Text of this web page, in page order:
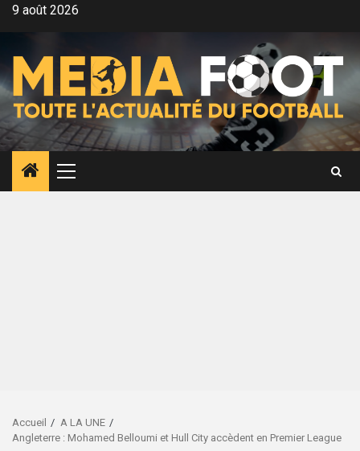
Aller9 août 2026
Menu
principal
Accueil
A LA UNE
Angleterre : Mohamed Belloumi et Hull City accèdent en Premier League